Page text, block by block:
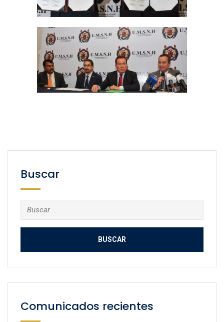
Buscar
Buscar:
Comunicados recientes